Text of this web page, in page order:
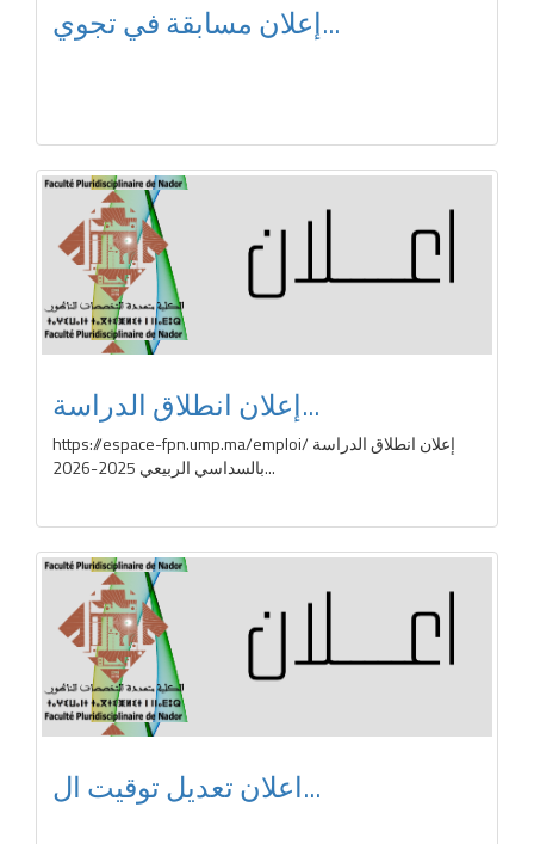
إعلان مسابقة في تجوي...
إعلان انطلاق الدراسة...
https://espace-fpn.ump.ma/emploi/ إعلان انطلاق الدراسة
بالسداسي الربيعي 2025-2026...
اعلان تعديل توقيت ال...